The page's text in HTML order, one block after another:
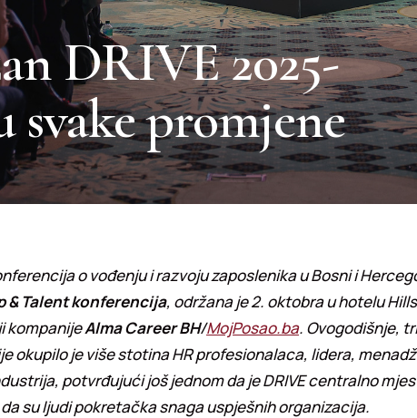
DRIVE 2025-
promjene
o vođenju i razvoju zaposlenika u Bosni i
& Talent konferencija, održana je 2. oktobra u hotelu
kompanijeAlma Career BH/MojPosao.ba. Ovogodišnje,
okupilo je više stotina HR profesionalaca, lidera,
potvrđujući još jednom da je DRIVE centralno
su ljudi pokretačka snaga uspješnih organizacija.